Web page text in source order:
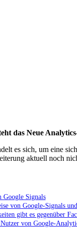
das Neue
es sich, um eine
aktuell noch
Google Signals
von Google-Signals
gibt es gegenüber
von Google-